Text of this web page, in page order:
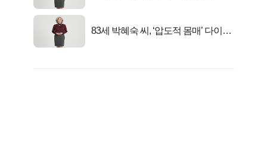
83세 박혜숙 씨, ‘압도적 몸매’ 다이어